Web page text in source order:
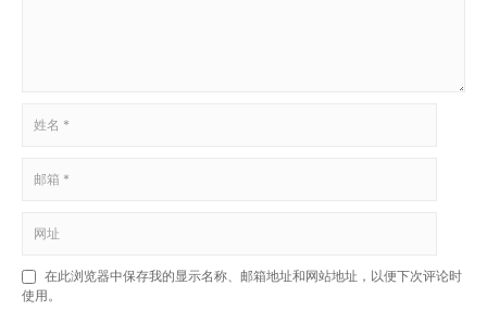
在此浏览器中保存我的显示名称、邮箱地址和网站地址，以便下次评论时
使用。